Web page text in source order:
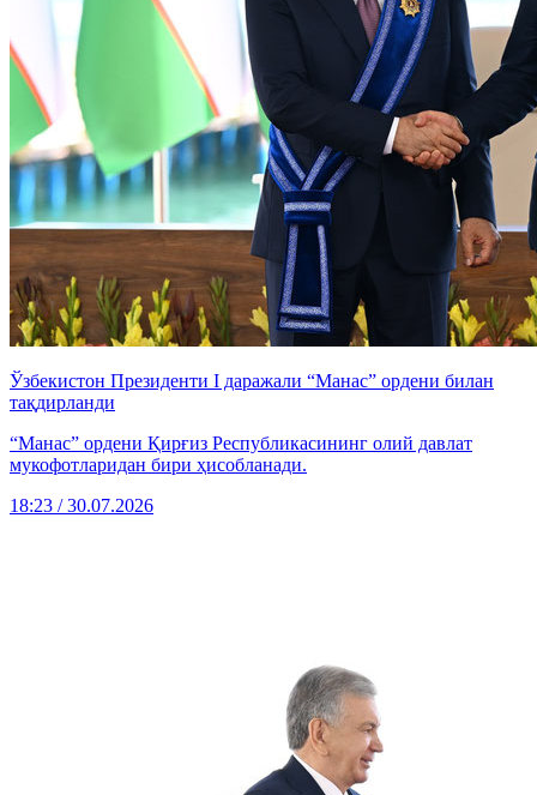
Ўзбекистон Президенти I даражали “Манас” ордени билан
тақдирланди
“Манас” ордени Қирғиз Республикасининг олий давлат
мукофотларидан бири ҳисобланади.
18:23 / 30.07.2026